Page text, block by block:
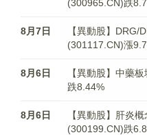
(300965.CN)跌
8月7日
【異動股】DRG/
(301117.CN)漲
8月6日
【異動股】中藥
跌8.44%
8月6日
【異動股】肝炎
(300199.CN)跌